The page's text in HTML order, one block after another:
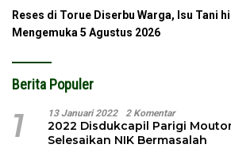
Reses di Torue Diserbu Warga, Isu Tani
Mengemuka 5 Agustus 2026
Berita Populer
1 13 Januari 2022 2 Komentar
2022 Disdukcapil Parigi
Selesaikan NIK Bermasalah